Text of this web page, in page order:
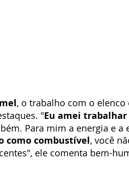
, o trabalho com o
"Eu amei
Para mim a energia e
como combustível, você
ele comenta bem-